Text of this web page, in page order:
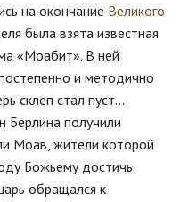
на окончание Великого
была взята известная
«Моабит». В ней
и методично
склеп стал пуст...
Берлина получили
Моав, жители которой
Божьему достичь
обращался к